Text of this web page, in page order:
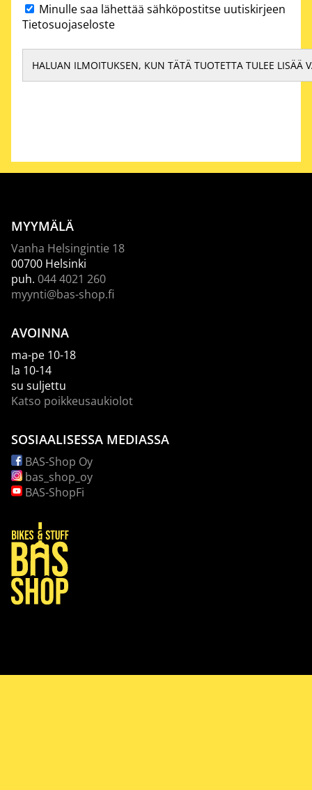
Minulle saa lähettää sähköpostitse uutiskirjeen
Tietosuojaseloste
MYYMÄLÄ
Vanha Helsingintie 18
00700 Helsinki
puh. 044 4021 260
myynti@bas-shop.fi
AVOINNA
ma-pe 10-18
la 10-14
su suljettu
Katso poikkeusaukiolot
SOSIAALISESSA MEDIASSA
BAS-Shop Oy
bas_shop_oy
BAS-ShopFi